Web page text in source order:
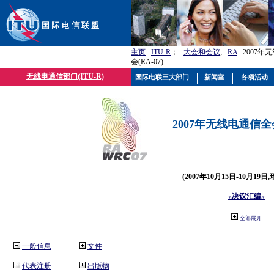
主页 : ITU-R ； : 大会和会议; : RA: 2007年
会(RA-07)
无线电通信部门(ITU-R)
2007年无线电通信
(2007年10月15日-10月19日,
«决议汇编»
全部展开
一般信息
代表注册
文件
出版物
国际电联三大部门 新闻室 各项活动